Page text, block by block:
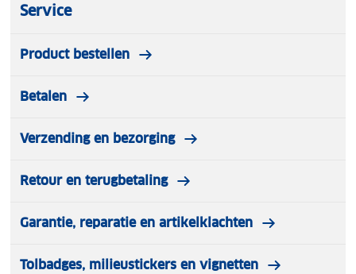
Service
Product bestellen
Betalen
Verzending en bezorging
Retour en terugbetaling
Garantie, reparatie en artikelklachten
Tolbadges, milieustickers en vignetten